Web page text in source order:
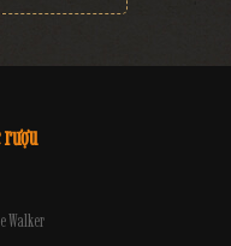
rượu
Walker